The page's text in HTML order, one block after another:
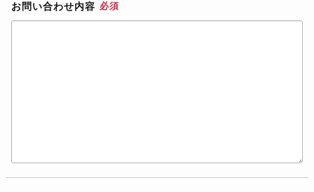
お問い合わせ内容 必須